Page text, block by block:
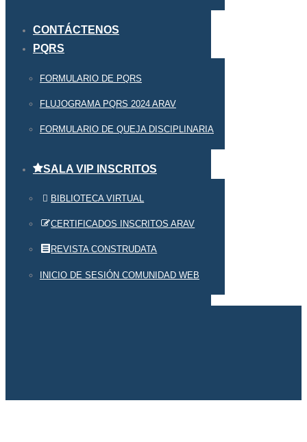
CONTÁCTENOS
PQRS
FORMULARIO DE PQRS
FLUJOGRAMA PQRS 2024 ARAV
FORMULARIO DE QUEJA DISCIPLINARIA
SALA VIP INSCRITOS
BIBLIOTECA VIRTUAL
CERTIFICADOS INSCRITOS ARAV
REVISTA CONSTRUDATA
INICIO DE SESIÓN COMUNIDAD WEB